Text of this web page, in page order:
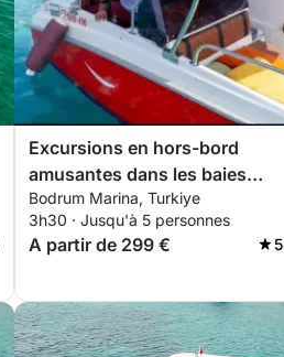
Excursions en hors-bord
amusantes dans les baies
populaires de Bodrum.
Bodrum Marina, Turkiye
3h30 · Jusqu'à 5 personnes
A partir de 299 €